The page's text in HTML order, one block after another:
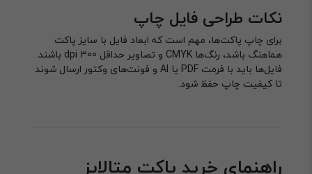
نکات طراحی فایل چاپ
برای چاپ پاکت‌ها، مهم است که ابعاد فایل با سایز پاکت
هماهنگ باشد، رنگ‌ها CMYK و تصاویر حداقل 300 dpi باشند.
فایل‌ها باید با فرمت PDF یا AI و فونت‌های وکتور ارسال شوند
تا کیفیت چاپ حفظ شود.
راهنمای خرید پاکت متالایز